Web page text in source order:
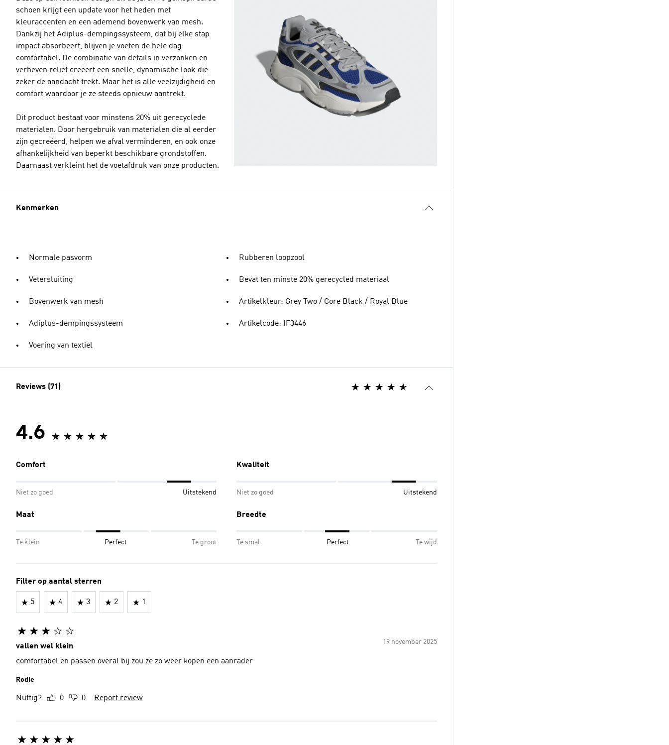
schoen krijgt een update voor het heden met
kleuraccenten en een ademend bovenwerk van mesh.
Dankzij het Adiplus-dempingssysteem, dat bij elke stap
impact absorbeert, blijven je voeten de hele dag
comfortabel. De combinatie van details in verzonken en
verheven reliëf creëert een snelle, dynamische look die
zeker de aandacht trekt. Maar het is alle veelzijdigheid en
comfort waardoor je ze steeds opnieuw aantrekt.
Dit product bestaat voor minstens 20% uit gerecyclede
materialen. Door hergebruik van materialen die al eerder
zijn gecreëerd, helpen we afval verminderen, en ook onze
afhankelijkheid van beperkt beschikbare grondstoffen.
Daarnaast verkleint het de voetafdruk van onze producten.
Kenmerken
Normale pasvorm
Vetersluiting
Bovenwerk van mesh
Adiplus-dempingssysteem
Voering van textiel
Rubberen loopzool
Bevat ten minste 20% gerecycled materiaal
Artikelkleur: Grey Two / Core Black / Royal Blue
Artikelcode: IF3446
Reviews (71)
4.6
Comfort
Niet zo goed Uitstekend
Kwaliteit
Niet zo goed Uitstekend
Maat
Te klein Perfect Te groot
Breedte
Te smal Perfect Te wijd
Filter op aantal sterren
5 4 3 2 1
19 november 2025
vallen wel klein
comfortabel en passen overal bij zou ze zo weer kopen een aanrader
Rodie
Nuttig? 0 0 Report review